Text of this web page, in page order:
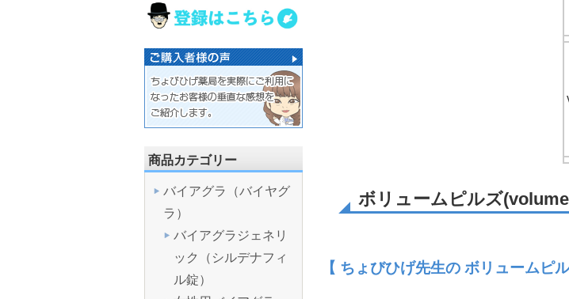
ボリュームピルズ
【 ちょびひげ先生の ボリュームピル
商品カテゴリー
バイアグラ（バイヤグ
ラ）
バイアグラジェネリ
ック（シルデナフィ
ル錠）